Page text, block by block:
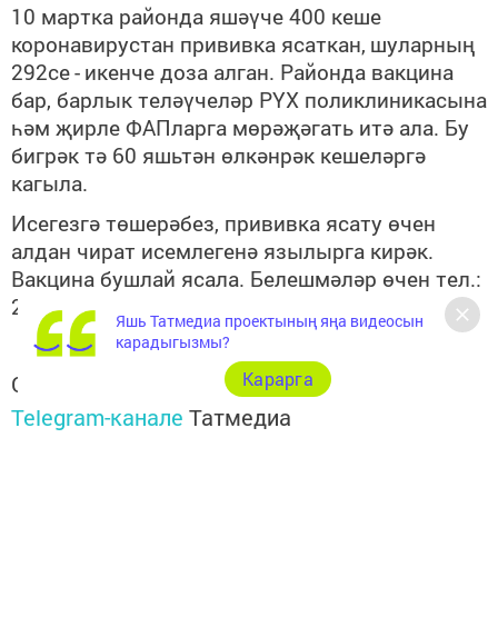
10 мартка районда яшәүче 400 кеше
коронавирустан прививка ясаткан, шуларның
292се- икенче доза алган. Районда вакцина
бар, барлык теләүчеләр РҮХ поликлиникасына
һәм җирле ФАПларга мөрәҗәгать итә ала. Бу
бигрәк тә 60 яшьтән өлкәнрәк кешеләргә
кагыла.
Исегезгә төшерәбез, прививка ясату өчен
алдан чират исемлегенә язылырга кирәк.
Вакцина бушлай ясала. Белешмәләр өчен тел.:
2-22-57 (Ольга Ефимова).
Следите за самым важным и интересным в
Telegram-канале Татмедиа
Яшь Татмедиа проектының яңа видеосын
карадыгызмы?
Карарга